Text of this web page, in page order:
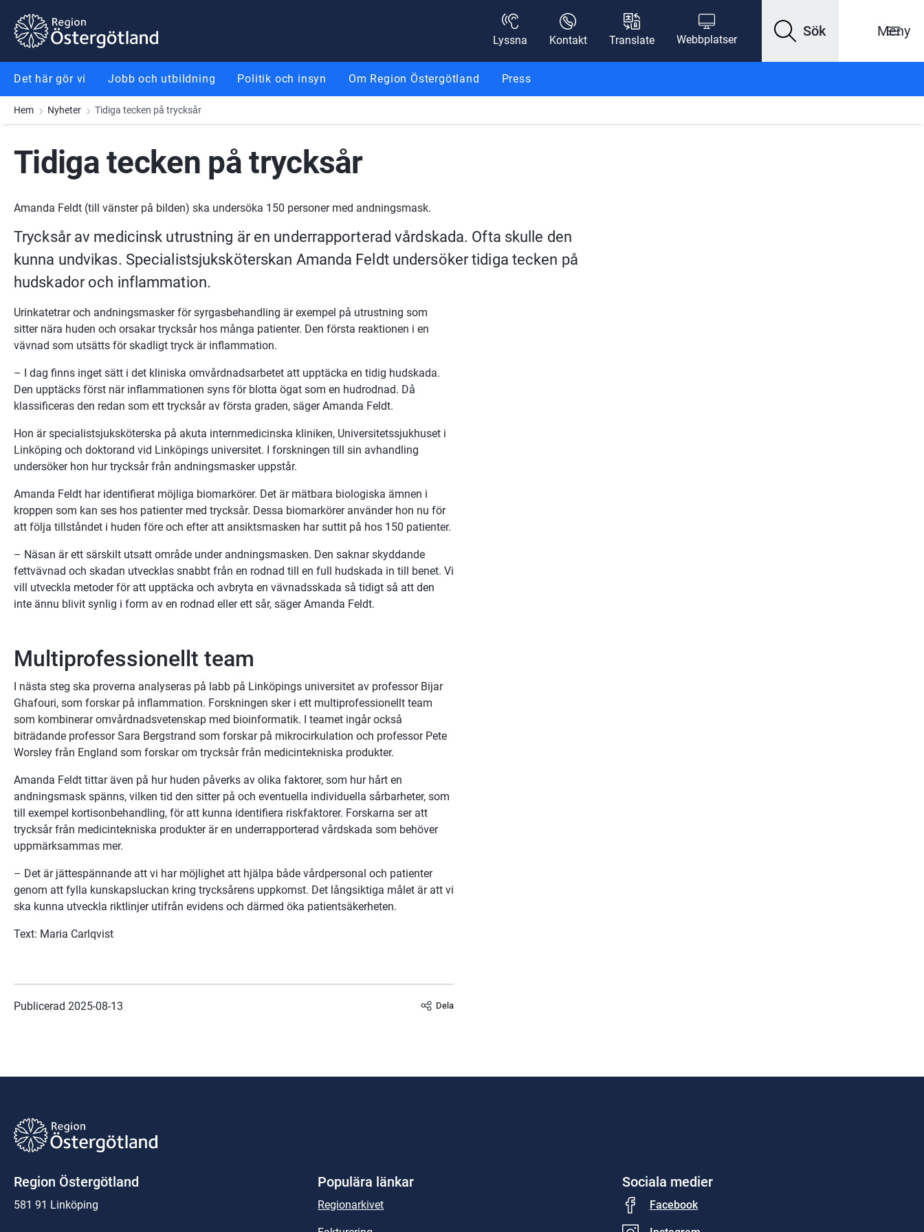
Gå till innehåll
Gå till meny
Gå till sidfot
Lyssna
Kontakt Translate Webbplatser
Sök Meny
Det här gör vi Jobb och utbildning Politik och insyn Om Region Östergötland Press
Hem Nyheter Tidiga tecken på trycksår
Tidiga tecken på trycksår
Amanda Feldt (till vänster på bilden) ska undersöka 150 personer med andningsmask.
Trycksår av medicinsk utrustning är en underrapporterad vårdskada. Ofta skulle den
kunna undvikas. Specialistsjuksköterskan Amanda Feldt undersöker tidiga tecken på
hudskador och inflammation.
Urinkatetrar och andningsmasker för syrgasbehandling är exempel på utrustning som
sitter nära huden och orsakar trycksår hos många patienter. Den första reaktionen i en
vävnad som utsätts för skadligt tryck är inflammation.
– I dag finns inget sätt i det kliniska omvårdnadsarbetet att upptäcka en tidig hudskada.
Den upptäcks först när inflammationen syns för blotta ögat som en hudrodnad. Då
klassificeras den redan som ett trycksår av första graden, säger Amanda Feldt.
Hon är specialistsjuksköterska på akuta internmedicinska kliniken, Universitetssjukhuset i
Linköping och doktorand vid Linköpings universitet. I forskningen till sin avhandling
undersöker hon hur trycksår från andningsmasker uppstår.
Amanda Feldt har identifierat möjliga biomarkörer. Det är mätbara biologiska ämnen i
kroppen som kan ses hos patienter med trycksår. Dessa biomarkörer använder hon nu för
att följa tillståndet i huden före och efter att ansiktsmasken har suttit på hos 150 patienter.
– Näsan är ett särskilt utsatt område under andningsmasken. Den saknar skyddande
fettvävnad och skadan utvecklas snabbt från en rodnad till en full hudskada in till benet. Vi
vill utveckla metoder för att upptäcka och avbryta en vävnadsskada så tidigt så att den
inte ännu blivit synlig i form av en rodnad eller ett sår, säger Amanda Feldt.
Multiprofessionellt team
I nästa steg ska proverna analyseras på labb på Linköpings universitet av professor Bijar
Ghafouri, som forskar på inflammation. Forskningen sker i ett multiprofessionellt team
som kombinerar omvårdnadsvetenskap med bioinformatik. I teamet ingår också
biträdande professor Sara Bergstrand som forskar på mikrocirkulation och professor Pete
Worsley från England som forskar om trycksår från medicintekniska produkter.
Amanda Feldt tittar även på hur huden påverks av olika faktorer, som hur hårt en
andningsmask spänns, vilken tid den sitter på och eventuella individuella sårbarheter, som
till exempel kortisonbehandling, för att kunna identifiera riskfaktorer. Forskarna ser att
trycksår från medicintekniska produkter är en underrapporterad vårdskada som behöver
uppmärksammas mer.
– Det är jättespännande att vi har möjlighet att hjälpa både vårdpersonal och patienter
genom att fylla kunskapsluckan kring trycksårens uppkomst. Det långsiktiga målet är att vi
ska kunna utveckla riktlinjer utifrån evidens och därmed öka patientsäkerheten.
Text: Maria Carlqvist
Publicerad 2025-08-13 Dela
Region Östergötland
581 91 Linköping
Populära länkar
Regionarkivet
Sociala medier
Facebook